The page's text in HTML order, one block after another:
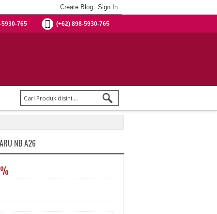
(+62) 898-5930-765
5930-765
NB A26